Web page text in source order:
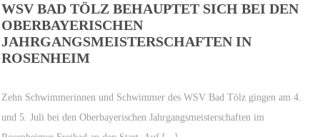
WSV BAD TÖLZ BEHAUPTET SICH BEI DEN
OBERBAYERISCHEN
JAHRGANGSMEISTERSCHAFTEN IN
ROSENHEIM
Zehn Schwimmerinnen und Schwimmer des WSV Bad Tölz gingen am 4.
und 5. Juli bei den Oberbayerischen Jahrgangsmeisterschaften im